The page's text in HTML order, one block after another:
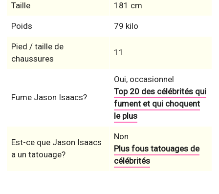
Taille 181 cm
Poids 79 kilo
Pied / taille de
chaussures
11
Fume Jason Isaacs?
Oui, occasionnel
Top 20 des célébrités qui
fument et qui choquent
le plus
Est-ce que Jason Isaacs
a un tatouage?
Non
Plus fous tatouages de
célébrités